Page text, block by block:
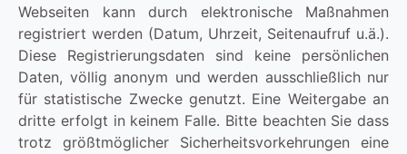
Webseiten kann durch elektronische Maßnahmen
registriert werden (Datum, Uhrzeit, Seitenaufruf u.ä.).
Diese Registrierungsdaten sind keine persönlichen
Daten, völlig anonym und werden ausschließlich nur
für statistische Zwecke genutzt. Eine Weitergabe an
dritte erfolgt in keinem Falle. Bitte beachten Sie dass
trotz größtmöglicher Sicherheitsvorkehrungen eine